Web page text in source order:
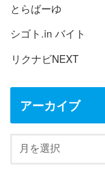
とらばーゆ
シゴト.in バイト
リクナビNEXT
アーカイブ